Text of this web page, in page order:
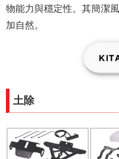
物能力與穩定性。其簡潔
加自然。
土除